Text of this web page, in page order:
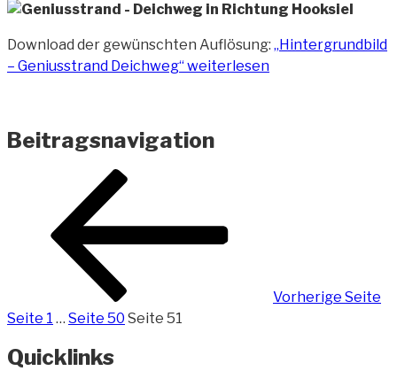
Download der gewünschten Auflösung: „Hintergrundbild
– Geniusstrand Deichweg“weiterlesen
Beitragsnavigation
Vorherige Seite
Seite 1 … Seite 50 Seite 51
Quicklinks